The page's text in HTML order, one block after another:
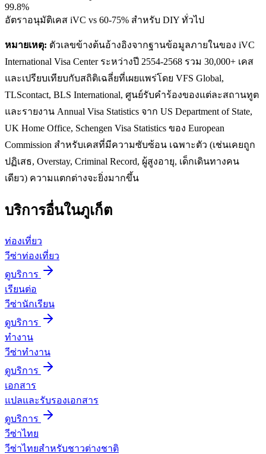
99.8%
อัตราอนุมัติเคส iVC vs 60-75% สำหรับ DIY ทั่วไป
หมายเหตุ: ตัวเลขข้างต้นอ้างอิงจากฐานข้อมูลภายในของ iVC
International Visa Center ระหว่างปี 2554-2568 รวม 30,000+ เคส
และเปรียบเทียบกับสถิติเฉลี่ยที่เผยแพร่โดย VFS Global,
TLScontact, BLS International, ศูนย์รับคำร้องของแต่ละสถานทูต
และรายงาน Annual Visa Statistics จาก US Department of State,
UK Home Office, Schengen Visa Statistics ของ European
Commission สำหรับเคสที่มีความซับซ้อน เฉพาะตัว (เช่นเคยถูก
ปฏิเสธ, Overstay, Criminal Record, ผู้สูงอายุ, เด็กเดินทางคน
เดียว) ความแตกต่างจะยิ่งมากขึ้น
บริการอื่นในภูเก็ต
ท่องเที่ยว
วีซ่าท่องเที่ยว
ดูบริการ
เรียนต่อ
วีซ่านักเรียน
ดูบริการ
ทำงาน
วีซ่าทำงาน
ดูบริการ
เอกสาร
แปลและรับรองเอกสาร
ดูบริการ
วีซ่าไทย
วีซ่าไทยสำหรับชาวต่างชาติ